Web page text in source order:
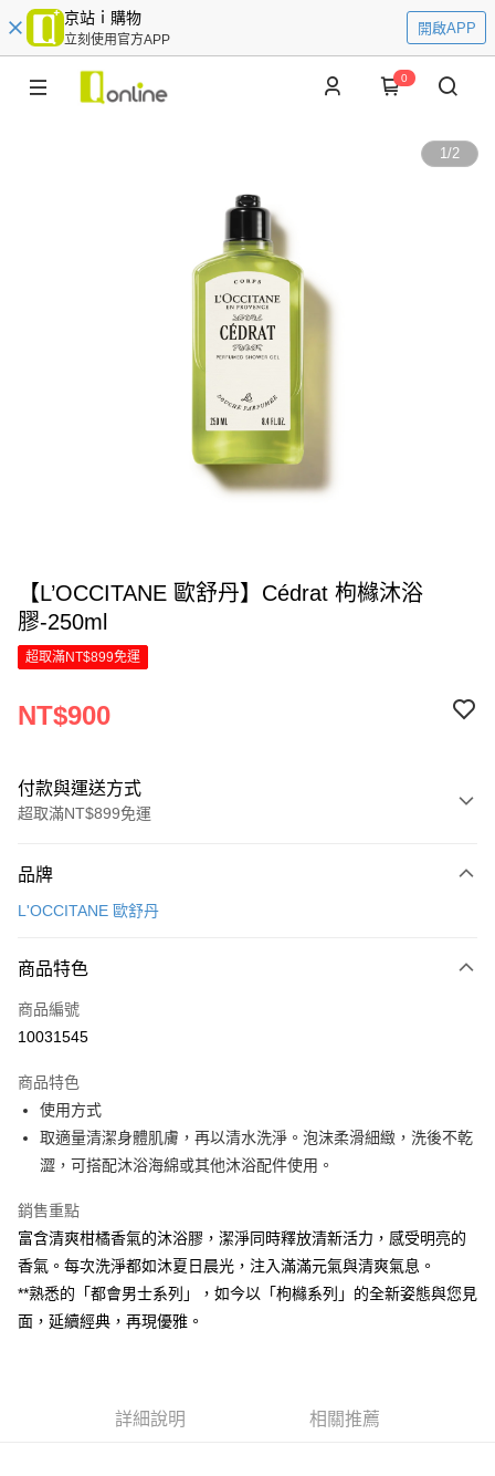
京站ｉ購物
立刻使用官方APP
開啟APP
0
1/2
【L’OCCITANE 歐舒丹】Cédrat 枸櫞沐浴
膠-250ml
超取滿NT$899免運
NT$900
付款與運送方式
超取滿NT$899免運
信用卡一次付款
Apple Pay
街口支付
Google Pay
全盈+PAY
大哥付你分期
相關說明
1.本服務由台灣大哥大提供，台灣大哥大用戶可立即使用無須另外申請。
2.付款方式選擇「大哥付你分期」，訂單成立後會自動跳轉到大哥付的交易
流程，驗證手機門號後，選擇欲分期的期數、繳款截止日，確認付款後即完
成交易。
3.實際核准額度、可分期數及費用金額請依後續交易確認頁面所載為準。
1.分期款項不併入電信帳單，「大哥付你分期」於每月結算日後寄送繳費提
AFTEE先享後付
相關說明
【關於「AFTEE先享後付」】
AFTEE先享後付是「在收到商品之後才付款」的支付方式。 讓您購物簡單
ATM付款
每筆NT$70，滿NT$899(含以上)免運費
品牌
L'OCCITANE 歐舒丹
商品特色
商品編號
10031545
商品特色
使用方式
取適量清潔身體肌膚，再以清水洗淨。泡沫柔滑細緻，洗後不乾
澀，可搭配沐浴海綿或其他沐浴配件使用。
銷售重點
富含清爽柑橘香氣的沐浴膠，潔淨同時釋放清新活力，感受明亮的
香氣。每次洗淨都如沐夏日晨光，注入滿滿元氣與清爽氣息。
**熟悉的「都會男士系列」，如今以「枸櫞系列」的全新姿態與您見
面，延續經典，再現優雅。
詳細說明 相關推薦